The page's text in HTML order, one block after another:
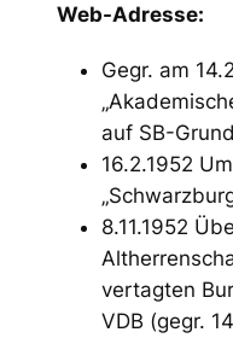
Web-Adresse:
Gegr. am
auf SB-
16.2.1952
8.11.1952
vertagten
VDB (gegr.